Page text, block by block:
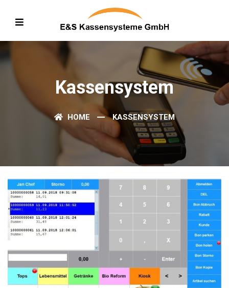
Kassensystem
HOME KASSENSYSTEM